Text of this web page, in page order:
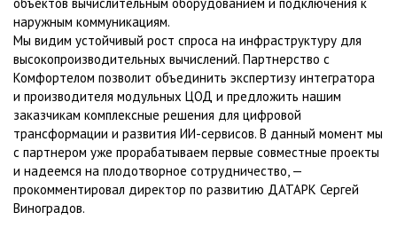
наружным коммуникациям.
Мы видим устойчивый рост спроса на инфраструктуру для
высокопроизводительных вычислений. Партнерство с
Комфортелом позволит объединить экспертизу интегратора
и производителя модульных ЦОД и предложить нашим
заказчикам комплексные решения для цифровой
трансформации и развития ИИ-сервисов. В данный момент мы
с партнером уже прорабатываем первые совместные проекты
и надеемся на плодотворное сотрудничество, —
прокомментировал директор по развитию ДАТАРК Сергей
Виноградов.